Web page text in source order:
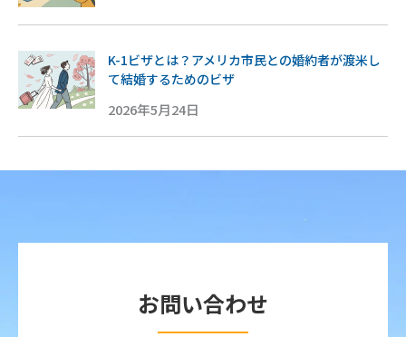
K-1ビザとは？アメリカ市民との婚約者が渡米し
て結婚するためのビザ
2026年5月24日
お問い合わせ